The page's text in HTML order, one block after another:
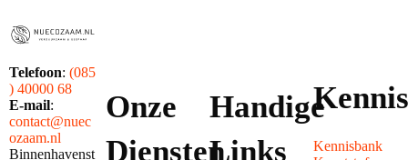
Telefoon: (085
) 40000 68
E-mail:
contact@nuec
ozaam.nl
Binnenhavenst
Onze
Diensten
Handige
Links
Kennisbank